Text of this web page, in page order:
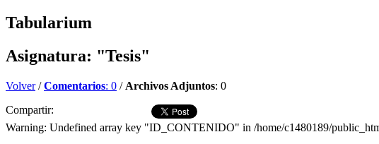
Tabularium
Asignatura: "Tesis"
Volver/Comentarios: 0 / Archivos Adjuntos: 0
Compartir:
Warning: Undefined array key "ID_CONTENIDO" in /home/c1480189/